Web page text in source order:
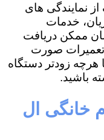
نمایندگی های
خدمات
ممکن دریافت
تعمیرات صورت
هرچه زودتر دستگاه
باشید.
خانگی ال